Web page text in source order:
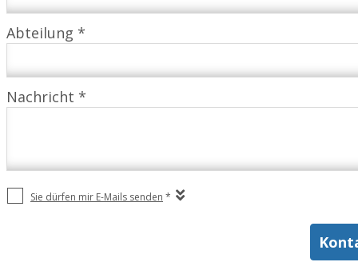
Abteilung *
Nachricht *
Sie dürfen mir E-Mails senden *